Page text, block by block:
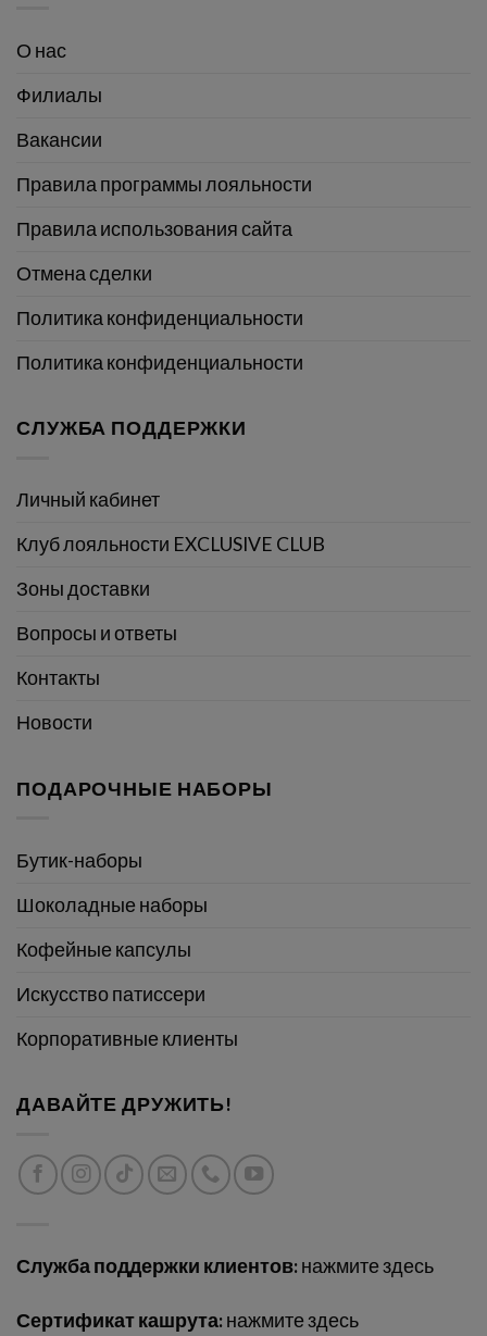
О нас
Филиалы
Вакансии
Правила программы лояльности
Правила использования сайта
Отмена сделки
Политика конфиденциальности
Политика конфиденциальности
СЛУЖБА ПОДДЕРЖКИ
Личный кабинет
Клуб лояльности EXCLUSIVE CLUB
Зоны доставки
Вопросы и ответы
Контакты
Новости
ПОДАРОЧНЫЕ НАБОРЫ
Бутик-наборы
Шоколадные наборы
Кофейные капсулы
Искусство патиссери
Корпоративные клиенты
ДАВАЙТЕ ДРУЖИТЬ!
Служба поддержки клиентов:нажмите здесь
Сертификат кашрута:нажмите здесь